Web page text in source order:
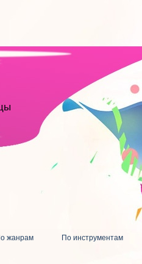
жанрам По инструментам